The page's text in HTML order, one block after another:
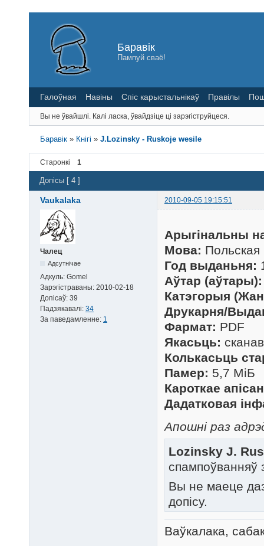
Баравік
Пампуй сваё!
Галоўная Навіны Спіс карыстальнікаў Правілы
Вы не ўвайшлі. Калі ласка, ўвайдзіце ці зарэгіструйцеся.
Баравік » Кнігі »J.Lozinsky - Ruskoje wesile
Старонкі 1
Допісы [ 4 ]
Vaukalaka 2010-09-05 19:15:51
Чалец
Адсутнічае
Адкуль: Gomel
Зарэгістраваны: 2010-02-18
Допісаў: 39
Падзякавалі: 34
За паведамленне: 1
Арыгінальны
Мова: Польская
Год выданьня:
Аўтар (аўтары):
Катэгорыя
Друкарня/
Фармат: PDF
Якасьць:
Колькасьць
Памер: 5,7 МіБ
Кароткае
Дадатковая
Апошні раз
Lozinsky J.
Вы не маеце
допісу.
Ваўкалака,